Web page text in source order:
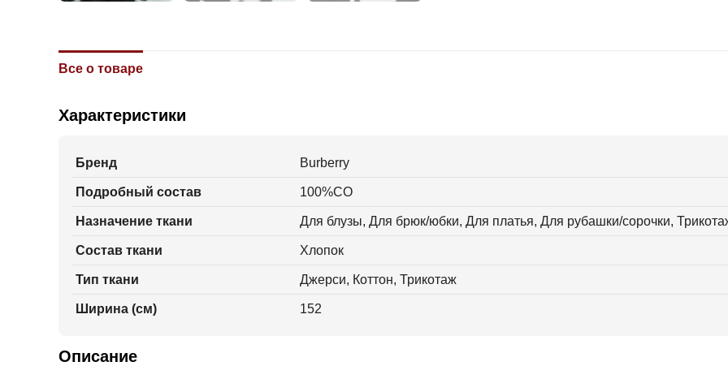
Все о товаре
Характеристики
Бренд Burberry
Подробный состав 100%CO
Назначение ткани Для блузы, Для брюк/юбки, Для платья, Для рубашки/сорочки,
Состав ткани Хлопок
Тип ткани Джерси, Коттон, Трикотаж
Ширина (см) 152
Описание